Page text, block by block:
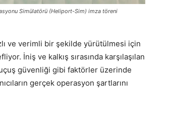
Simülatörü (Heliport-Sim) imza töreni
ve verimli bir şekilde yürütülmesi için
İniş ve kalkış sırasında karşılaşılan
güvenliği gibi faktörler üzerinde
gerçek operasyon şartlarını